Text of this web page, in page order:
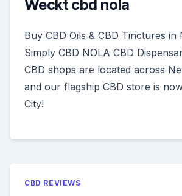
Weckt cbd nola
Buy CBD Oils & CBD Tinctures in
Simply CBD NOLA CBD
CBD shops are located across
and our flagship CBD store is
City!
CBD REVIEWS